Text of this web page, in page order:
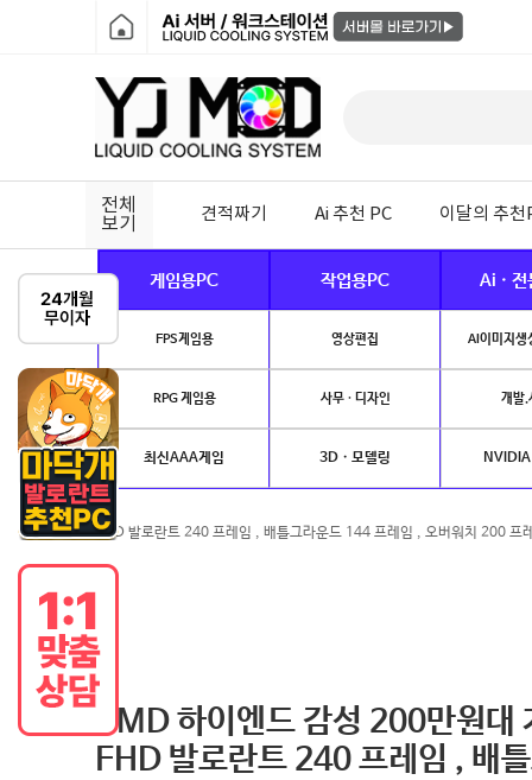
전체
보기
견적짜기 Ai 추천 PC 이달의 추천
게임용PC 작업용PC Ai · 전
FPS게임용 영상편집 AI이미지생
RPG 게임용 사무 · 디자인 개발.
최신AAA게임 3D · 모델링
FHD 발로란트 240 프레임 , 배틀그라운드 144 프레임 , 오버워치 200 프
AMD 하이엔드 감성 200만원
FHD 발로란트 240 프레임 , 배